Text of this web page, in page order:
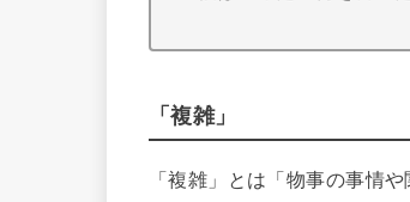
「複雑」
「複雑」とは「物事の事情